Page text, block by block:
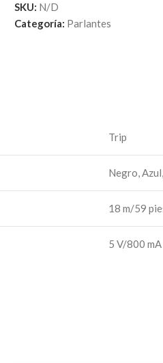
SKU: N/D
Categoría: Parlantes
Trip
Negro,
18 m/59
5 V/800